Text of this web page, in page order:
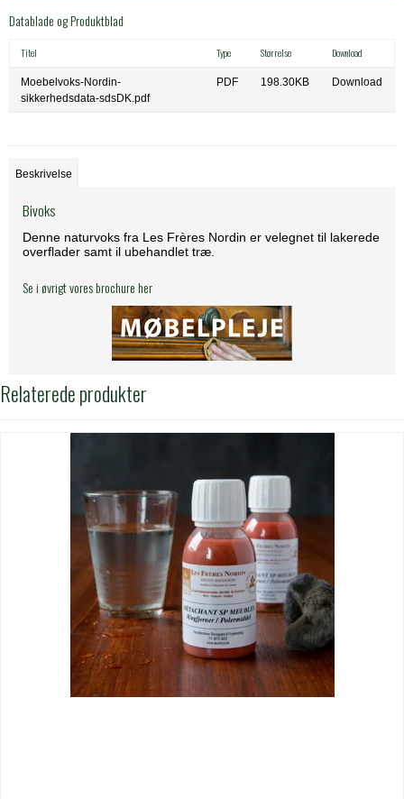
Datablade og Produktblad
Titel Type Størrelse Download
Moebelvoks-Nordin-
sikkerhedsdata-sdsDK.pdf
PDF 198.30KB Download
Beskrivelse
Bivoks
Denne naturvoks fra Les Frères Nordin er velegnet til lakerede
overflader samt il ubehandlet træ.
Se i øvrigt vores brochure her
Relaterede produkter